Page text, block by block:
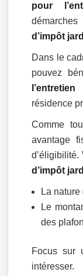
pour
d’impôt
Dans le
pouvez
résidence
Comme
avantage
d’éligibilité.
d’impôt
La
Le
des
Focus sur
intéresser.